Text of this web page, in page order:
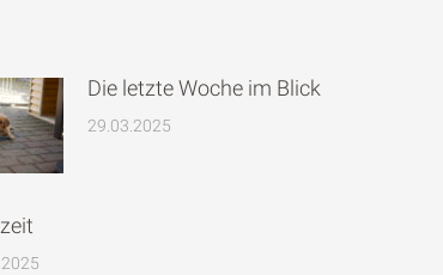
Die letzte Woche im Blick
29.03.2025